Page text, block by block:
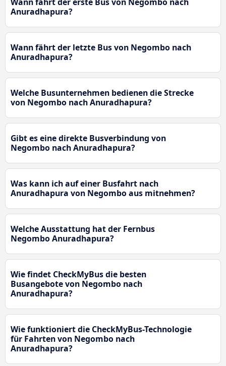
Anuradhapura?
Wann fährt der letzte Bus von Negombo nach
Anuradhapura?
Welche Busunternehmen bedienen die Strecke
von Negombo nach Anuradhapura?
Gibt es eine direkte Busverbindung von
Negombo nach Anuradhapura?
Was kann ich auf einer Busfahrt nach
Anuradhapura von Negombo aus mitnehmen?
Welche Ausstattung hat der Fernbus
Negombo Anuradhapura?
Wie findet CheckMyBus die besten
Busangebote von Negombo nach
Anuradhapura?
Wie funktioniert die CheckMyBus-Technologie
für Fahrten von Negombo nach
Anuradhapura?